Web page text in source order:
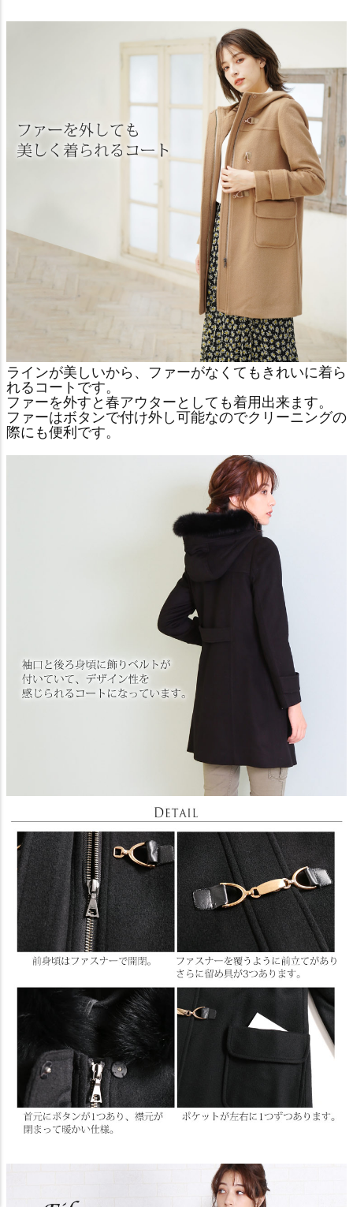
ラインが美しいから、ファーがなくてもきれいに着ら
れるコートです。
ファーを外すと春アウターとしても着用出来ます。
ファーはボタンで付け外し可能なのでクリーニングの
際にも便利です。